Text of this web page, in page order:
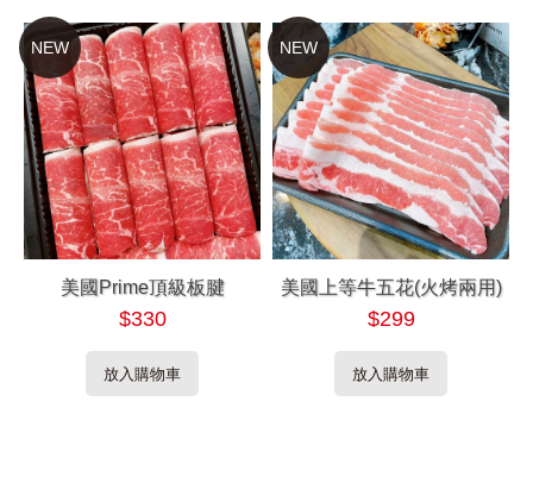
NEW
美國Prime頂級板腱
$330
放入購物車
NEW
美國上等牛五花(火烤兩用)
$299
放入購物車